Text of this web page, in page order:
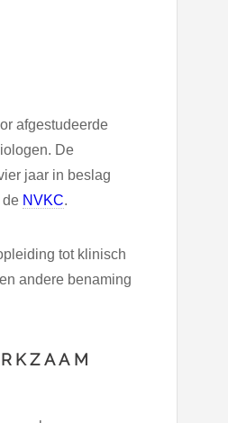
afgestudeerde
De
jaar in beslag
de NVKC.
tot klinisch
andere benaming